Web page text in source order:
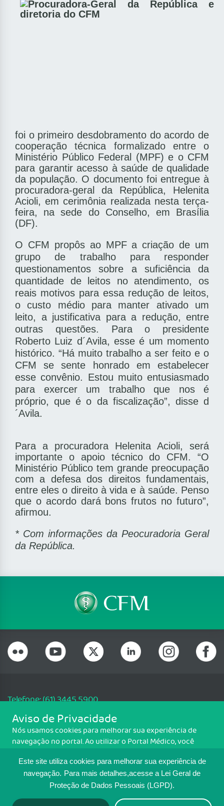
Este site utiliza cookies para melhorar sua experiência de
navegação. Para mais detalhes,acesse a Lei Geral de
Proteção de Dados Pessoais (LGPD).
foi o primeiro desdobramento do acordo de
cooperação técnica formalizado entre o
Ministério Público Federal (MPF) e o CFM
para garantir acesso à saúde de qualidade
da população. O documento foi entregue à
procuradora-geral da República, Helenita
Acioli, em cerimônia realizada nesta terça-
feira, na sede do Conselho, em Brasília
(DF).
O CFM propôs ao MPF a criação de um
grupo de trabalho para responder
questionamentos sobre a suficiência da
quantidade de leitos no atendimento, os
reais motivos para essa redução de leitos,
o custo médio para manter ativado um
leito, a justificativa para a redução, entre
outras questões. Para o presidente
Roberto Luiz d´Avila, esse é um momento
histórico. “Há muito trabalho a ser feito e o
CFM se sente honrado em estabelecer
esse convênio. Estou muito entusiasmado
para exercer um trabalho que nos é
próprio, que é o da fiscalização”, disse d
´Avila.
Para a procuradora Helenita Acioli, será
importante o apoio técnico do CFM. “O
Ministério Público tem grande preocupação
com a defesa dos direitos fundamentais,
entre eles o direito à vida e à saúde. Penso
que o acordo dará bons frutos no futuro”,
afirmou.
* Com informações da Peocuradoria Geral
da República.
Telefone: (61) 3445 5900
Email: cfm@portalmedico.org.br
SGAS 616, Conjunto D, Lote 115, L2 Sul, Brasília/DF - CEP: 70200-760 -
CNPJ: 33.583.550/0001-30
MAPA DO SITE
TRANSPARÊNCIA E PRESTAÇÃO DE
Aviso de Privacidade
Nós usamos cookies para melhorar sua experiência de
navegação no portal. Ao utilizar o Portal Médico, você
Para ter mais informações sobre como isso é feito, acesse
Política de cookies. Se você concorda, clique em ACEITO.